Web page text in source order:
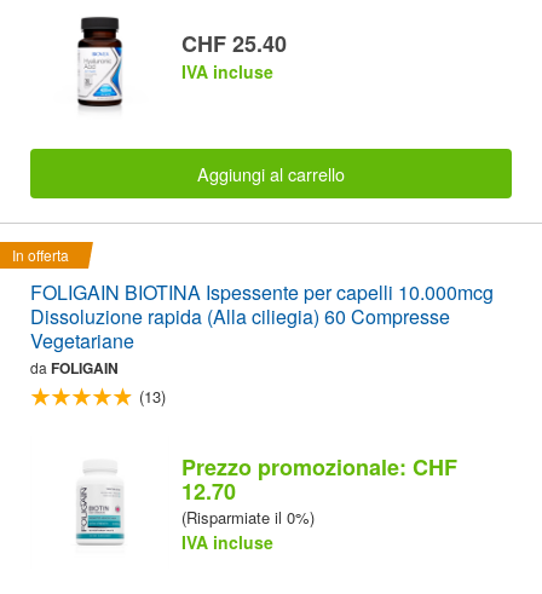
CHF 25.40
IVA incluse
Aggiungi al carrello
In offerta
FOLIGAIN BIOTINA Ispessente per capelli 10.000mcg
Dissoluzione rapida (Alla ciliegia) 60 Compresse
Vegetariane
da FOLIGAIN
(13)
Prezzo promozionale: CHF
12.70
(Risparmiate il 0%)
IVA incluse